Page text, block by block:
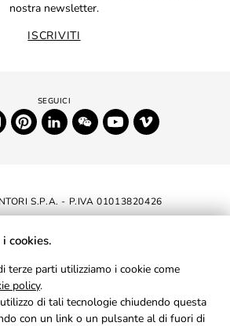
nostra newsletter.
ISCRIVITI
S.P.A. - P.IVA 01013820426
DI ACCESSIBILITÀ
AREA RISERVATA
PRIVACY
cookies.
terze parti utilizziamo i cookie come
policy.
di tali tecnologie chiudendo questa
con un link o un pulsante al di fuori di